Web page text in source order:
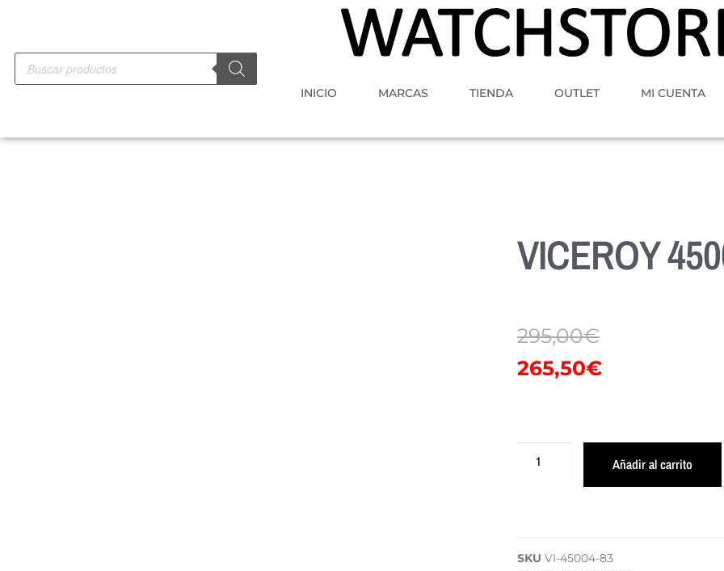
INICIO MARCAS TIENDA OUTLET MI CUENTA
VICEROY
295,00€
265,50€
Añadir al carrito
SKU VI-45004-83